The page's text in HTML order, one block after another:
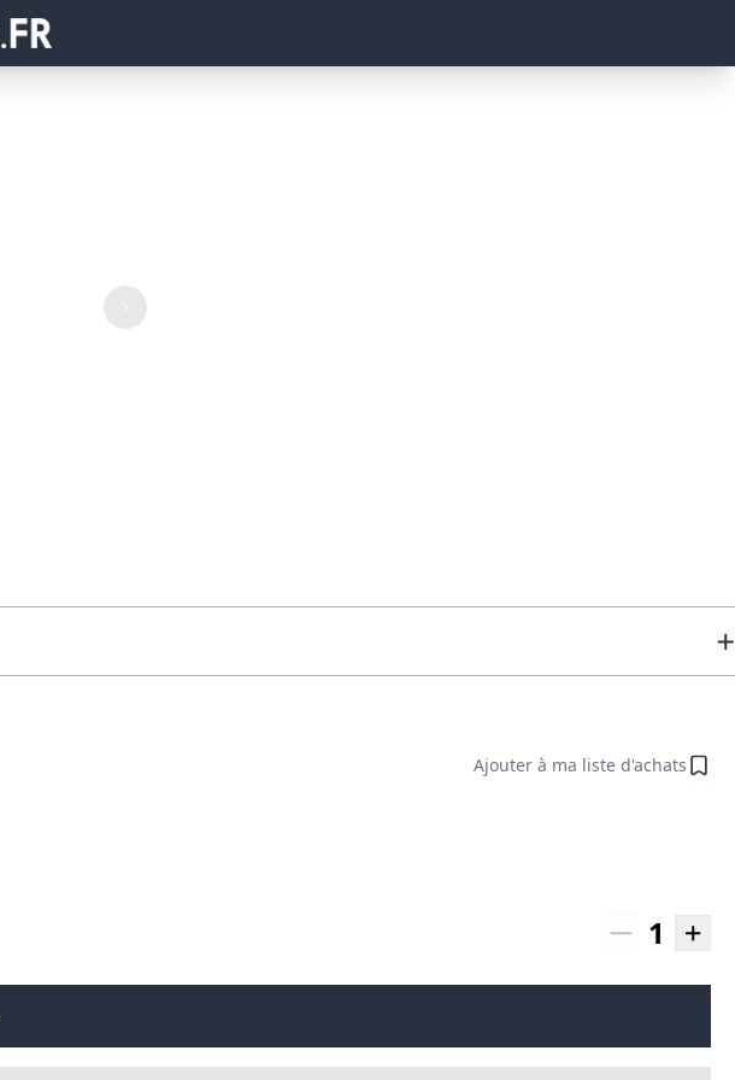
Ajouter à ma liste d'achats
1